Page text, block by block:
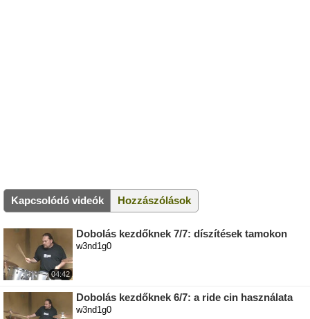
Kapcsolódó videók Hozzászólások
04:42
Dobolás kezdőknek 7/7: díszítések tamokon
w3nd1g0
Dobolás kezdőknek 6/7: a ride cin használata
w3nd1g0